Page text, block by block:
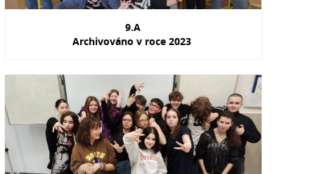
9.A
Archivováno v roce 2023